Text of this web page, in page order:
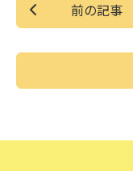
前の記事